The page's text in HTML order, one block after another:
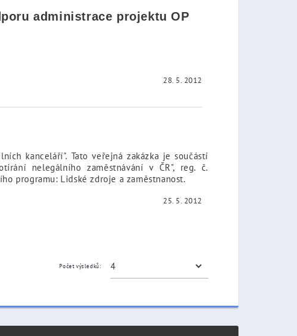
administrace projektu OP
28. 5. 2012
kanceláří". Tato veřejná zakázka je součástí
nelegálního zaměstnávání v ČR", reg. č.
programu: Lidské zdroje a zaměstnanost.
25. 5. 2012
Počet výsledků: